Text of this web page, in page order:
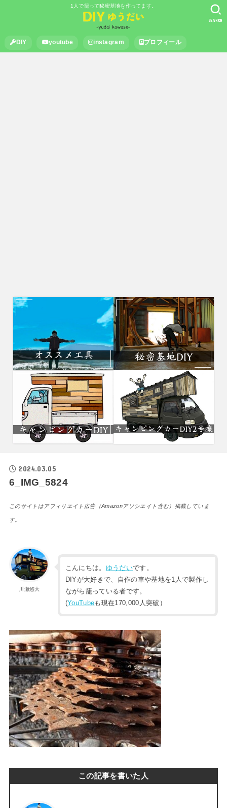
1人で籠って秘密基地を作ってます。
DIY youtube instagram プロフィール
SEARCH
2024.03.05
6_IMG_5824
このサイトはアフィリエイト広告（Amazonアソシエイト含む）掲載していま
す。
川瀬悠大
こんにちは。 ゆうだいです。
DIYが大好きで、自作の車や基地を1人で製作し
ながら籠っている者です。
(YouTubeも現在170,000人突破）
この記事を書いた人